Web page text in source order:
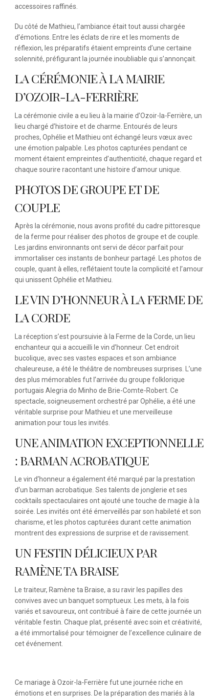
accessoires raffinés.
Du côté de Mathieu, l’ambiance était tout aussi chargée
d’émotions. Entre les éclats de rire et les moments de
réflexion, les préparatifs étaient empreints d’une certaine
solennité, préfigurant la journée inoubliable qui s’annonçait.
LA CÉRÉMONIE À LA MAIRIE
D’OZOIR-LA-FERRIÈRE
La cérémonie civile a eu lieu à la mairie d’Ozoir-la-Ferrière, un
lieu chargé d’histoire et de charme. Entourés de leurs
proches, Ophélie et Mathieu ont échangé leurs vœux avec
une émotion palpable. Les photos capturées pendant ce
moment étaient empreintes d’authenticité, chaque regard et
chaque sourire racontant une histoire d’amour unique.
PHOTOS DE GROUPE ET DE
COUPLE
Après la cérémonie, nous avons profité du cadre pittoresque
de la ferme pour réaliser des photos de groupe et de couple.
Les jardins environnants ont servi de décor parfait pour
immortaliser ces instants de bonheur partagé. Les photos de
couple, quant à elles, reflétaient toute la complicité et l’amour
qui unissent Ophélie et Mathieu.
LE VIN D’HONNEUR À LA FERME DE
LA CORDE
La réception s’est poursuivie à la Ferme de la Corde, un lieu
enchanteur qui a accueilli le vin d’honneur. Cet endroit
bucolique, avec ses vastes espaces et son ambiance
chaleureuse, a été le théâtre de nombreuses surprises. L’une
des plus mémorables fut l’arrivée du groupe folklorique
portugais Alegria do Minho de Brie-Comte-Robert. Ce
spectacle, soigneusement orchestré par Ophélie, a été une
véritable surprise pour Mathieu et une merveilleuse
animation pour tous les invités.
UNE ANIMATION EXCEPTIONNELLE
: BARMAN ACROBATIQUE
Le vin d’honneur a également été marqué par la prestation
d’un barman acrobatique. Ses talents de jonglerie et ses
cocktails spectaculaires ont ajouté une touche de magie à la
soirée. Les invités ont été émerveillés par son habileté et son
charisme, et les photos capturées durant cette animation
montrent des expressions de surprise et de ravissement.
UN FESTIN DÉLICIEUX PAR
RAMÈNE TA BRAISE
Le traiteur, Ramène ta Braise, a su ravir les papilles des
convives avec un banquet somptueux. Les mets, à la fois
variés et savoureux, ont contribué à faire de cette journée un
véritable festin. Chaque plat, présenté avec soin et créativité,
a été immortalisé pour témoigner de l’excellence culinaire de
cet événement.
Ce mariage à Ozoir-la-Ferrière fut une journée riche en
émotions et en surprises. De la préparation des mariés à la